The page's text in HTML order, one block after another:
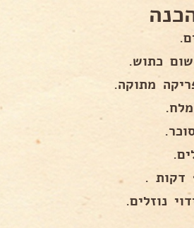
כתוש.
מתוקה.
נוזלים.